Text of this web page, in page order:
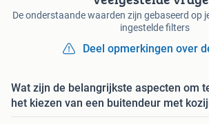
De onderstaande waarden zijn gebaseerd op
ingestelde filters
Deel opmerkingen over
Wat zijn de belangrijkste aspecten om
het kiezen van een buitendeur met